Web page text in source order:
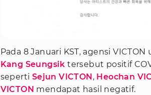
Pada 8 Januari KST, agensi
Kang Seungsik tersebut positif
seperti Sejun VICTON , Heochan
VICTON mendapat hasil negatif.